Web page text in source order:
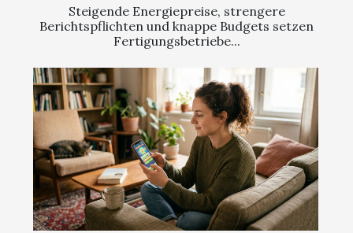
Steigende Energiepreise, strengere
Berichtspflichten und knappe Budgets setzen
Fertigungsbetriebe...